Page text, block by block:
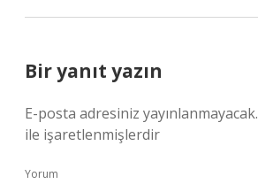
Bir yanıt yazın
E-posta adresiniz yayınlanmayacak.
ile işaretlenmişlerdir
Yorum